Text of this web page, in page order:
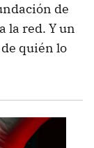
de
la red. Y un
quién lo